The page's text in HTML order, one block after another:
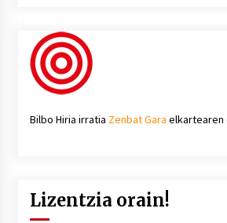
Bilbo Hiria irratia Zenbat Gara elkartearen
Lizentzia orain!